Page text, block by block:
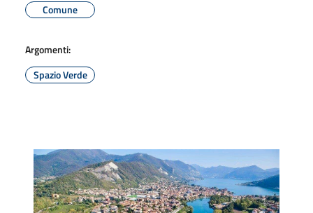
Comune
Argomenti:
Spazio Verde